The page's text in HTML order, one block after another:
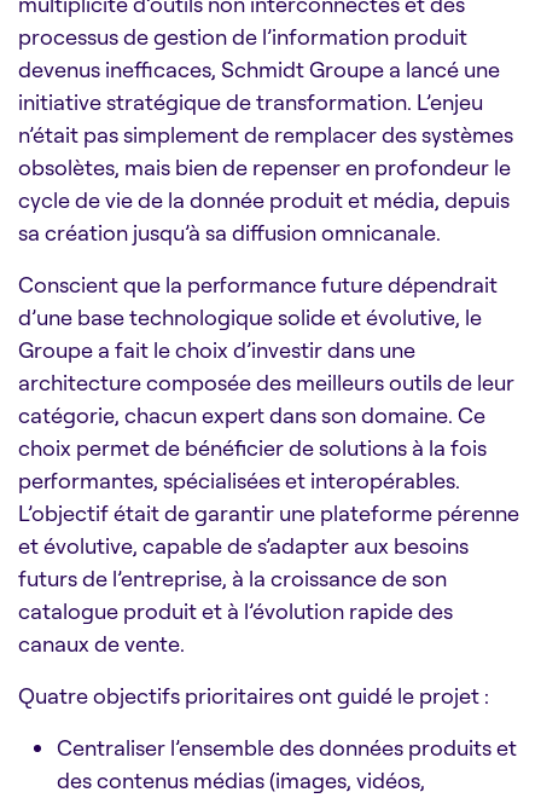
processus de gestion de l’information produit
devenus inefficaces, Schmidt Groupe a lancé une
initiative stratégique de transformation. L’enjeu
n’était pas simplement de remplacer des systèmes
obsolètes, mais bien de repenser en profondeur le
cycle de vie de la donnée produit et média, depuis
sa création jusqu’à sa diffusion omnicanale.
Conscient que la performance future dépendrait
d’une base technologique solide et évolutive, le
Groupe a fait le choix d’investir dans une
architecture composée des meilleurs outils de leur
catégorie, chacun expert dans son domaine. Ce
choix permet de bénéficier de solutions à la fois
performantes, spécialisées et interopérables.
L’objectif était de garantir une plateforme pérenne
et évolutive, capable de s’adapter aux besoins
futurs de l’entreprise, à la croissance de son
catalogue produit et à l’évolution rapide des
canaux de vente.
Quatre objectifs prioritaires ont guidé le projet :
Centraliser l’ensemble des données produits et
des contenus médias (images, vidéos,